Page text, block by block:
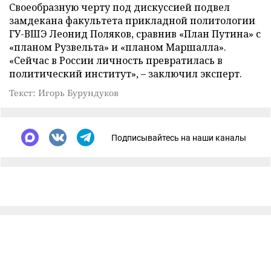
Своеобразную черту под дискуссией подвел
замдекана факультета прикладной политологии
ГУ-ВШЭ Леонид Поляков, сравнив «План Путина» с
«планом Рузвельта» и «планом Маршалла».
«Сейчас в России личность превратилась в
политический институт», – заключил эксперт.
Текст: Игорь Бурундуков
Подписывайтесь на наши каналы